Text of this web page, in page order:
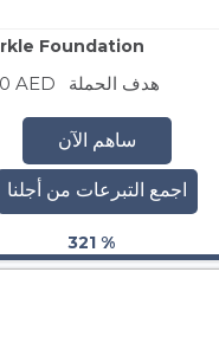
Foundation
هدف الحملة AED
ساهم الآن
اجمع التبرعات من أجلنا
321 %